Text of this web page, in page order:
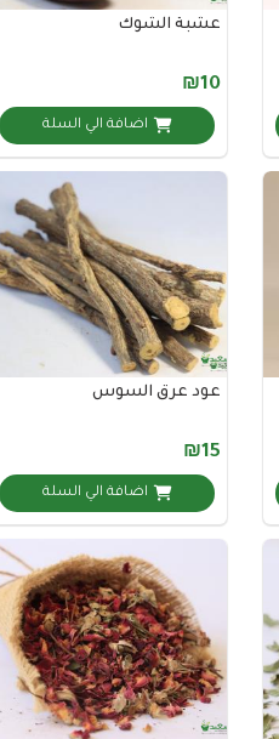
عشبة الشوك
₪10
اضافة الي السلة
عود عرق السوس
₪15
اضافة الي السلة